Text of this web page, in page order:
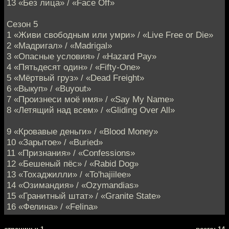
13 «Без лица» / «Face Off»
Сезон 5
1 «Живи свободным или умри» / «Live Free or Die»
2 «Мадригал» / «Madrigal»
3 «Опасные условия» / «Hazard Pay»
4 «Пятьдесят один» / «Fifty-One»
5 «Мёртвый груз» / «Dead Freight»
6 «Выкуп» / «Buyout»
7 «Произнеси моё имя» / «Say My Name»
8 «Летящий над всем» / «Gliding Over All»
9 «Кровавые деньги» / «Blood Money»
10 «Зарытое» / «Buried»
11 «Признания» / «Confessions»
12 «Бешеный пёс» / «Rabid Dog»
13 «Тохаджилли» / «To'hajiilee»
14 «Озимандия» / «Ozymandias»
15 «Гранитный штат» / «Granite State»
16 «Фелина» / «Felina»